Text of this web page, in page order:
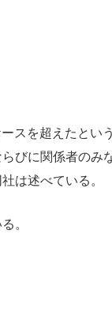
スを超えたという
びに関係者のみ
は述べている。
。